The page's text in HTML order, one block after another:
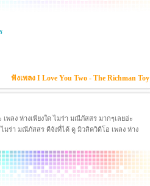
ฟังเพลง I Love You Two - The Richman Toy
พลง ห่างเพียงใด ไมร่า มณีภัสสร มากๆเลยอ่ะ
มร่า มณีภัสสร ดีจังที่ได้ ดู มิวสิควิดีโอ เพลง ห่าง